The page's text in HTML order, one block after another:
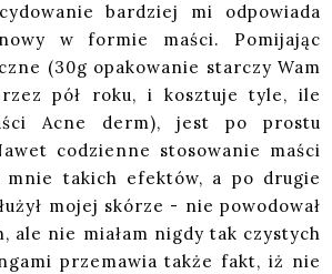
bardziej mi odpowiada
w formie maści. Pomijając
(30g opakowanie starczy Wam
pół roku, i kosztuje tyle, ile
Acne derm), jest po prostu
codzienne stosowanie maści
mnie takich efektów, a po drugie
mojej skórze - nie powodował
ale nie miałam nigdy tak czystych
przemawia także fakt, iż nie